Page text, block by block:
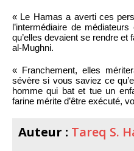
« Le Hamas a averti ces
l’intermédiaire de
qu’elles devaient se rendre
al-Mughni.
« Franchement, elles
sévère si vous saviez ce
homme qui bat et tue un
farine mérite d’être exécuté,
Auteur : Tareq S.